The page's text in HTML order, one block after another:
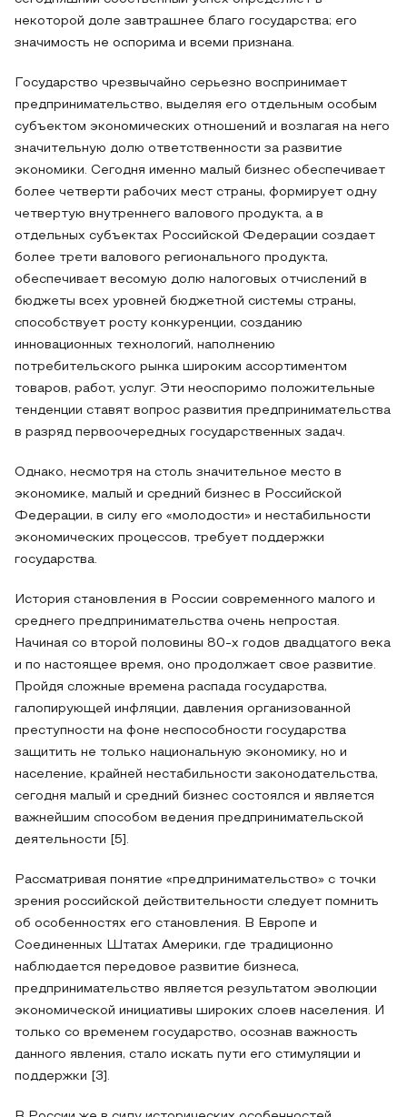
некоторой доле завтрашнее благо государства; его
значимость не оспорима и всеми признана.
Государство чрезвычайно серьезно воспринимает
предпринимательство, выделяя его отдельным особым
субъектом экономических отношений и возлагая на него
значительную долю ответственности за развитие
экономики. Сегодня именно малый бизнес обеспечивает
более четверти рабочих мест страны, формирует одну
четвертую внутреннего валового продукта, а в
отдельных субъектах Российской Федерации создает
более трети валового регионального продукта,
обеспечивает весомую долю налоговых отчислений в
бюджеты всех уровней бюджетной системы страны,
способствует росту конкуренции, созданию
инновационных технологий, наполнению
потребительского рынка широким ассортиментом
товаров, работ, услуг. Эти неоспоримо положительные
тенденции ставят вопрос развития предпринимательства
в разряд первоочередных государственных задач.
Однако, несмотря на столь значительное место в
экономике, малый и средний бизнес в Российской
Федерации, в силу его «молодости» и нестабильности
экономических процессов, требует поддержки
государства.
История становления в России современного малого и
среднего предпринимательства очень непростая.
Начиная со второй половины 80-х годов двадцатого века
и по настоящее время, оно продолжает свое развитие.
Пройдя сложные времена распада государства,
галопирующей инфляции, давления организованной
преступности на фоне неспособности государства
защитить не только национальную экономику, но и
население, крайней нестабильности законодательства,
сегодня малый и средний бизнес состоялся и является
важнейшим способом ведения предпринимательской
деятельности [5].
Рассматривая понятие «предпринимательство» с точки
зрения российской действительности следует помнить
об особенностях его становления. В Европе и
Соединенных Штатах Америки, где традиционно
наблюдается передовое развитие бизнеса,
предпринимательство является результатом эволюции
экономической инициативы широких слоев населения. И
только со временем государство, осознав важность
данного явления, стало искать пути его стимуляции и
поддержки [3].